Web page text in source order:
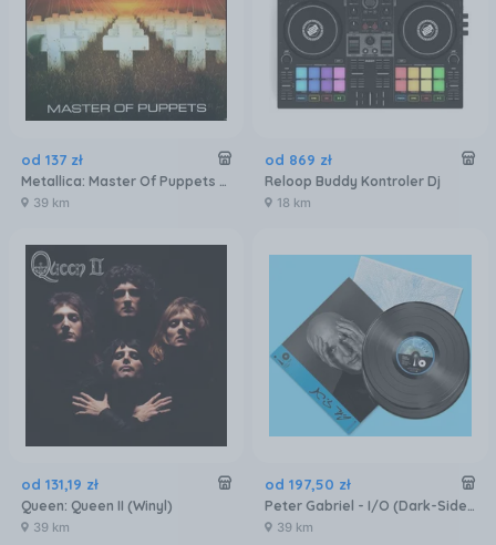
od 137 zł
Metallica: Master Of Puppets (Remastered) [Winyl]
39 km
od 869 zł
Reloop Buddy Kontroler Dj
18 km
od 131,19 zł
Queen: Queen II (Winyl)
39 km
od 197,50 zł
Peter Gabriel - I/O (Dark-Side) (2xWinyl)
39 km